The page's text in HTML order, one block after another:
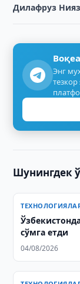
Дилафруз
Энг
Шунингдек
сўмга етди
04/08/2026